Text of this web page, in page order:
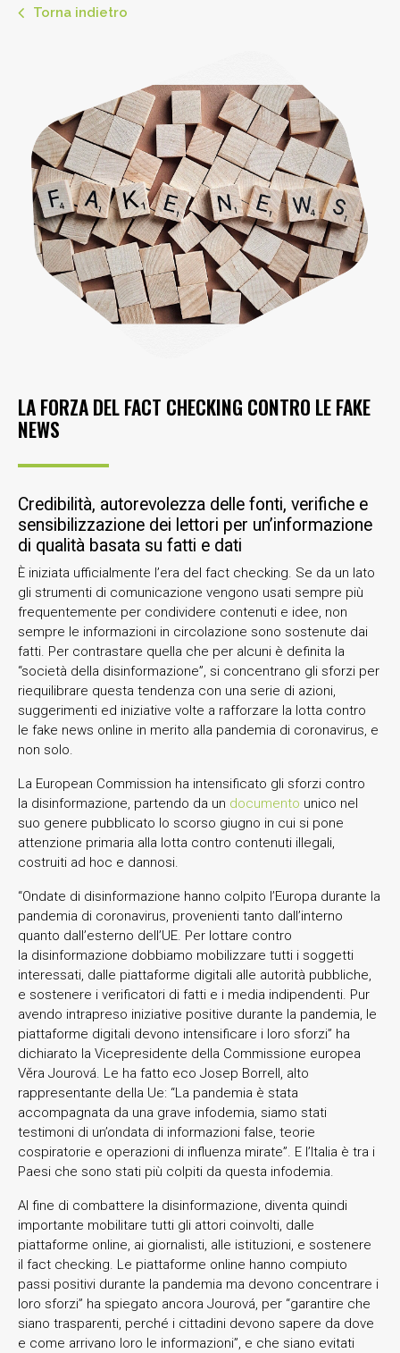
Torna indietro
LA FORZA DEL FACT CHECKING CONTRO LE FAKE
NEWS
Credibilità, autorevolezza delle fonti, verifiche e
sensibilizzazione dei lettori per un’informazione
di qualità basata su fatti e dati
È iniziata ufficialmente l’era del fact checking. Se da un lato
gli strumenti di comunicazione vengono usati sempre più
frequentemente per condividere contenuti e idee, non
sempre le informazioni in circolazione sono sostenute dai
fatti. Per contrastare quella che per alcuni è definita la
“società della disinformazione”, si concentrano gli sforzi per
riequilibrare questa tendenza con una serie di azioni,
suggerimenti ed iniziative volte a rafforzare la lotta contro
le fake news online in merito alla pandemia di coronavirus, e
non solo.
La European Commission ha intensificato gli sforzi contro
la disinformazione, partendo da un documento unico nel
suo genere pubblicato lo scorso giugno in cui si pone
attenzione primaria alla lotta contro contenuti illegali,
costruiti ad hoc e dannosi.
“Ondate di disinformazione hanno colpito l’Europa durante la
pandemia di coronavirus, provenienti tanto dall’interno
quanto dall’esterno dell’UE. Per lottare contro
la disinformazione dobbiamo mobilizzare tutti i soggetti
interessati, dalle piattaforme digitali alle autorità pubbliche,
e sostenere i verificatori di fatti e i media indipendenti. Pur
avendo intrapreso iniziative positive durante la pandemia, le
piattaforme digitali devono intensificare i loro sforzi” ha
dichiarato la Vicepresidente della Commissione europea
Věra Jourová. Le ha fatto eco Josep Borrell, alto
rappresentante della Ue: “La pandemia è stata
accompagnata da una grave infodemia, siamo stati
testimoni di un’ondata di informazioni false, teorie
cospiratorie e operazioni di influenza mirate”. E l’Italia è tra i
Paesi che sono stati più colpiti da questa infodemia.
Al fine di combattere la disinformazione, diventa quindi
importante mobilitare tutti gli attori coinvolti, dalle
piattaforme online, ai giornalisti, alle istituzioni, e sostenere
il fact checking. Le piattaforme online hanno compiuto
passi positivi durante la pandemia ma devono concentrare i
loro sforzi” ha spiegato ancora Jourová, per “garantire che
siano trasparenti, perché i cittadini devono sapere da dove
e come arrivano loro le informazioni”, e che siano evitati